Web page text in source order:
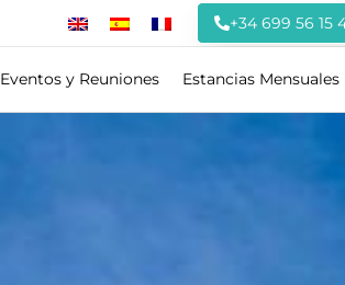
+34 699 56 15
Eventos y Reuniones Estancias Mensuales